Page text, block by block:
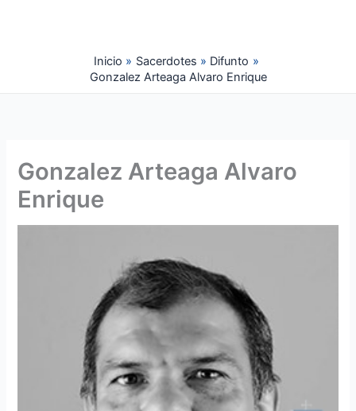
Inicio
Sacerdotes
Difunto
Gonzalez Arteaga Alvaro Enrique
Gonzalez Arteaga Alvaro
Enrique